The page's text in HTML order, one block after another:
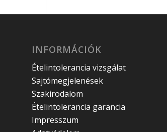
INFORMÁCIÓK
Ételintolerancia vizsgálat
Sajtómegjelenések
Szakirodalom
Ételintolerancia garancia
Impresszum